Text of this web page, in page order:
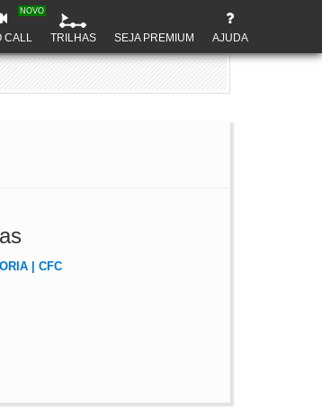
CALL
NOVO
TRILHAS SEJA PREMIUM AJUDA
| CFC